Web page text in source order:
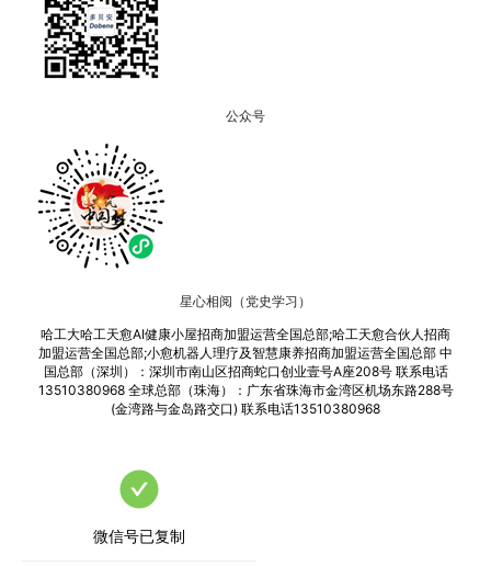
公众号
星心相阅（党史学习）
哈工大哈工天愈AI健康小屋招商加盟运营全国总部;哈工天愈合伙人招商
加盟运营全国总部;小愈机器人理疗及智慧康养招商加盟运营全国总部 中
国总部（深圳）：深圳市南山区招商蛇口创业壹号A座208号 联系电话
13510380968 全球总部（珠海）：广东省珠海市金湾区机场东路288号
(金湾路与金岛路交口) 联系电话13510380968
微信号已复制